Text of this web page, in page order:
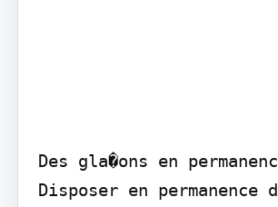
Des gla�ons en
Disposer en permanence